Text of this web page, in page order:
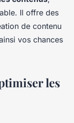
Il offre des
de contenu
vos chances
les